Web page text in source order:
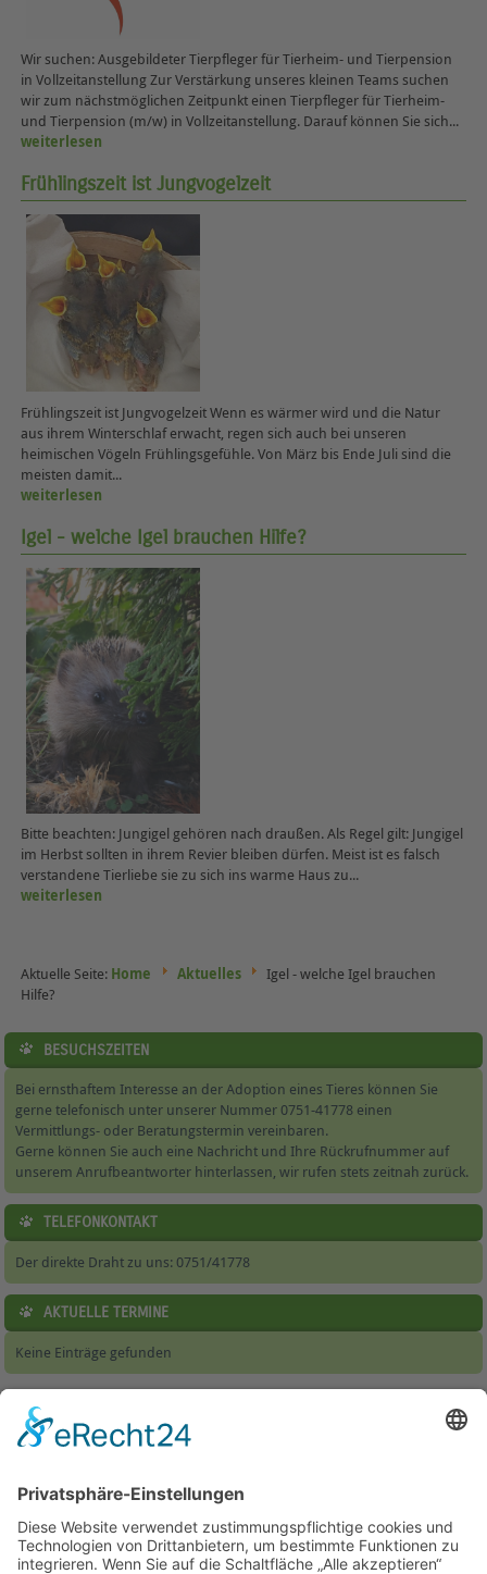
Wir suchen: Ausgebildeter Tierpfleger für Tierheim- und Tierpension
in Vollzeitanstellung Zur Verstärkung unseres kleinen Teams suchen
wir zum nächstmöglichen Zeitpunkt einen Tierpfleger für Tierheim-
und Tierpension (m/w) in Vollzeitanstellung. Darauf können Sie sich...
weiterlesen
Frühlingszeit ist Jungvogelzeit
Frühlingszeit ist Jungvogelzeit Wenn es wärmer wird und die Natur
aus ihrem Winterschlaf erwacht, regen sich auch bei unseren
heimischen Vögeln Frühlingsgefühle. Von März bis Ende Juli sind die
meisten damit...
weiterlesen
Igel - welche Igel brauchen Hilfe?
Bitte beachten: Jungigel gehören nach draußen. Als Regel gilt: Jungigel
im Herbst sollten in ihrem Revier bleiben dürfen. Meist ist es falsch
verstandene Tierliebe sie zu sich ins warme Haus zu...
weiterlesen
Aktuelle Seite: Home Aktuelles
Igel - welche Igel brauchen
Hilfe?
BESUCHSZEITEN
Bei ernsthaftem Interesse an der Adoption eines Tieres können Sie
gerne telefonisch unter unserer Nummer 0751-41778 einen
Vermittlungs- oder Beratungstermin vereinbaren.
Gerne können Sie auch eine Nachricht und Ihre Rückrufnummer auf
unserem Anrufbeantworter hinterlassen, wir rufen stets zeitnah zurück.
TELEFONKONTAKT
Der direkte Draht zu uns: 0751/41778
AKTUELLE TERMINE
Keine Einträge gefunden